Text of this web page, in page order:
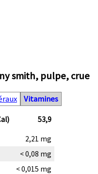
smith, pulpe, crue
Vitamines
53,9
2,21 mg
< 0,08 mg
< 0,015 mg